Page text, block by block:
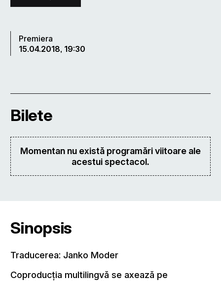
Premiera
15.04.2018, 19:30
Bilete
Momentan nu există programări viitoare ale
acestui spectacol.
Sinopsis
Traducerea: Janko Moder
Coproducția multilingvă se axează pe